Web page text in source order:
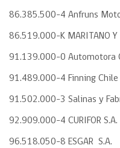
86.385.500-4 Anfruns
86.519.000-K MARITANO Y
91.139.000-0 Automotora
91.489.000-4 Finning Chile
91.502.000-3 Salinas y
92.909.000-4 CURIFOR S.A.
96.518.050-8 ESGAR S.A.